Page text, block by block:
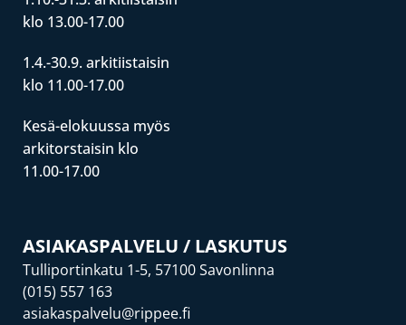
klo 13.00-17.00
1.4.-30.9. arkitiistaisin
klo 11.00-17.00
Kesä-elokuussa myös
arkitorstaisin klo
11.00-17.00
ASIAKASPALVELU / LASKUTUS
Tulliportinkatu 1-5, 57100 Savonlinna
(015) 557 163
asiakaspalvelu@rippee.fi